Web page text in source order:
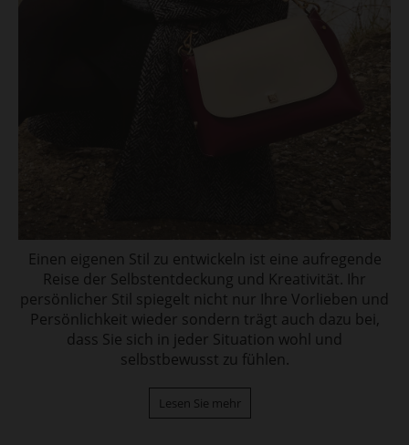
Einen eigenen Stil zu entwickeln ist eine aufregende
Reise der Selbstentdeckung und Kreativität. Ihr
persönlicher Stil spiegelt nicht nur Ihre Vorlieben und
Persönlichkeit wieder sondern trägt auch dazu bei,
dass Sie sich in jeder Situation wohl und
selbstbewusst zu fühlen.
Lesen Sie mehr